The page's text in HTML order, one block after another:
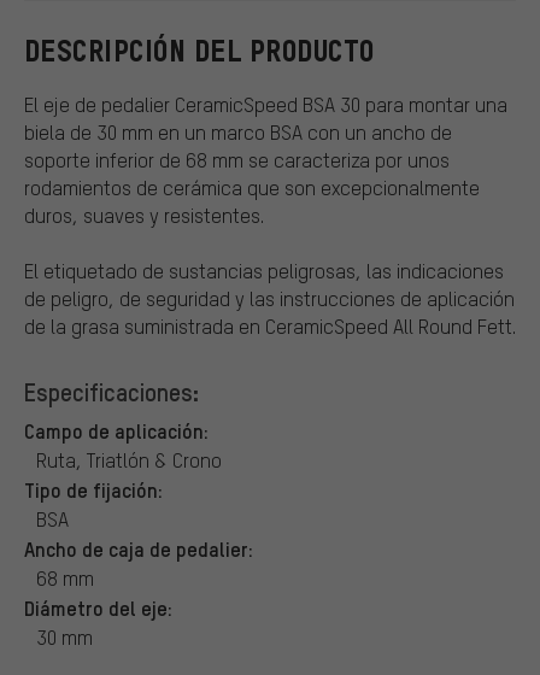
DESCRIPCIÓN DEL PRODUCTO
El eje de pedalier CeramicSpeed BSA 30 para montar una
biela de 30 mm en un marco BSA con un ancho de
soporte inferior de 68 mm se caracteriza por unos
rodamientos de cerámica que son excepcionalmente
duros, suaves y resistentes.
El etiquetado de sustancias peligrosas, las indicaciones
de peligro, de seguridad y las instrucciones de aplicación
de la grasa suministrada en CeramicSpeed All Round Fett.
Especificaciones:
Campo de aplicación:
Ruta, Triatlón & Crono
Tipo de fijación:
BSA
Ancho de caja de pedalier:
68 mm
Diámetro del eje:
30 mm